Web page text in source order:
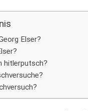
Elser?
hitlerputsch?